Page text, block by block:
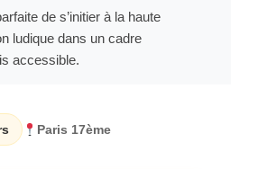
de s’initier à la haute
ludique dans un cadre
accessible.
Paris 17ème